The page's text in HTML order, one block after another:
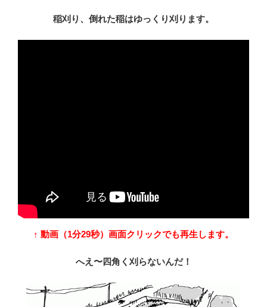
稲刈り、倒れた稲はゆっくり刈ります。
↑ 動画（1分29秒）画面クリックでも再生します。
へえ〜四角く刈らないんだ！